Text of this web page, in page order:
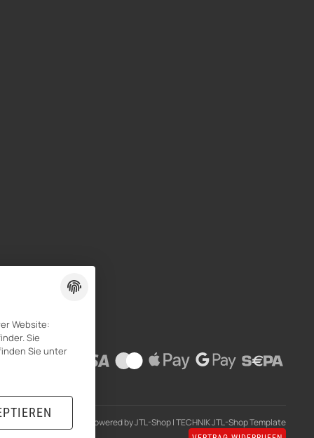
Powered byJTL-Shop|TECHNIK JTL-Shop Template
Website:
Sie
Sie unter